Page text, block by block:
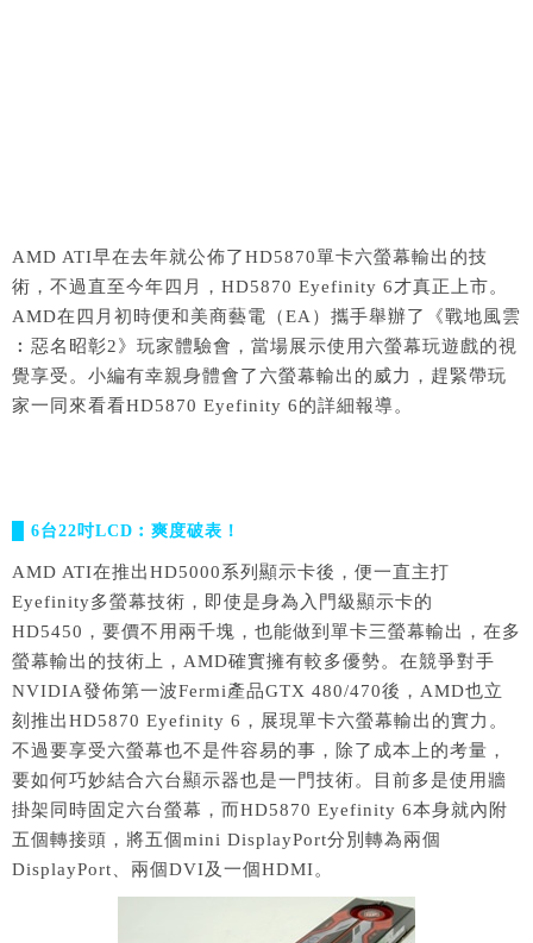
AMD ATI早在去年就公佈了HD5870單卡六螢幕輸出的技
術，不過直至今年四月，HD5870 Eyefinity 6才真正上市。
AMD在四月初時便和美商藝電（EA）攜手舉辦了《戰地風雲
︰惡名昭彰2》玩家體驗會，當場展示使用六螢幕玩遊戲的視
覺享受。小編有幸親身體會了六螢幕輸出的威力，趕緊帶玩
家一同來看看HD5870 Eyefinity 6的詳細報導。
█ 6台22吋LCD︰爽度破表！
AMD ATI在推出HD5000系列顯示卡後，便一直主打
Eyefinity多螢幕技術，即使是身為入門級顯示卡的
HD5450，要價不用兩千塊，也能做到單卡三螢幕輸出，在多
螢幕輸出的技術上，AMD確實擁有較多優勢。在競爭對手
NVIDIA發佈第一波Fermi產品GTX 480/470後，AMD也立
刻推出HD5870 Eyefinity 6，展現單卡六螢幕輸出的實力。
不過要享受六螢幕也不是件容易的事，除了成本上的考量，
要如何巧妙結合六台顯示器也是一門技術。目前多是使用牆
掛架同時固定六台螢幕，而HD5870 Eyefinity 6本身就內附
五個轉接頭，將五個mini DisplayPort分別轉為兩個
DisplayPort、兩個DVI及一個HDMI。